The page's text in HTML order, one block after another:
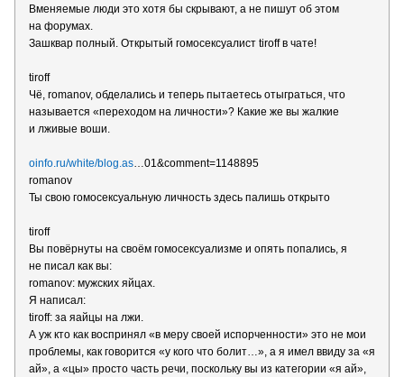
Вменяемые люди это хотя бы скрывают, а не пишут об этом
на форумах.
Зашквар полный. Открытый гомосексуалист tiroff в чате!
tiroff
Чё, romanov, обделались и теперь пытаетесь отыграться, что
называется «переходом на личности»? Какие же вы жалкие
и лживые воши.
oinfo.ru/white/blog.as…01&comment=1148895
romanov
Ты свою гомосексуальную личность здесь палишь открыто
tiroff
Вы повёрнуты на своём гомосексуализме и опять попались, я
не писал как вы:
romanov: мужских яйцах.
Я написал:
tiroff: за яайцы на лжи.
А уж кто как воспринял «в меру своей испорченности» это не мои
проблемы, как говорится «у кого что болит…», а я имел ввиду за «я
ай», а «цы» просто часть речи, поскольку вы из категории «я ай»,